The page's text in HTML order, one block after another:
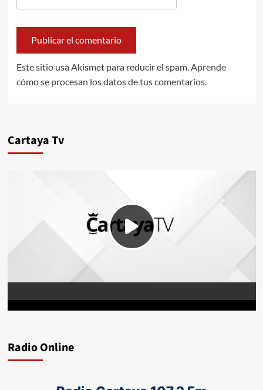
Este sitio usa Akismet para reducir el spam. Aprende
cómo se procesan los datos de tus comentarios.
Cartaya Tv
Radio Online